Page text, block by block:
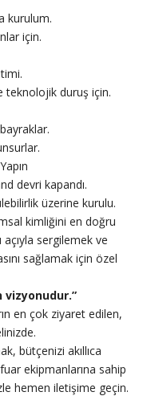
kurulum.
için.
teknolojik duruş için.
devri kapandı.
üzerine kurulu.
kimliğini en doğru
açıyla sergilemek ve
sağlamak için özel
vizyonudur.”
en çok ziyaret edilen,
bütçenizi akıllıca
ekipmanlarına sahip
hemen iletişime geçin.